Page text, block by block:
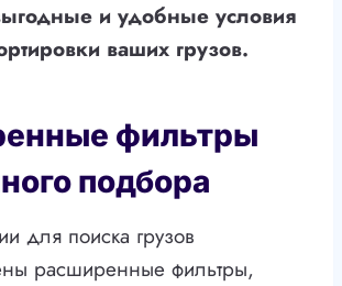
и удобные условия
ваших грузов.
фильтры
подбора
для поиска грузов
расширенные фильтры,